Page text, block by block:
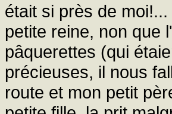
était si près de
petite reine, non que
pâquerettes (qui
précieuses, il nous
route et mon petit